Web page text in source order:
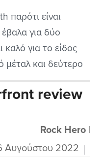
παρότι είναι
για δύο
καλό για το είδος
μέταλ και δεύτερο
από την Τυνησία
είχε μέταλ σκηνή
ποτέ έως τώρα
review
Rock Hero|
Αυγούστου 2022